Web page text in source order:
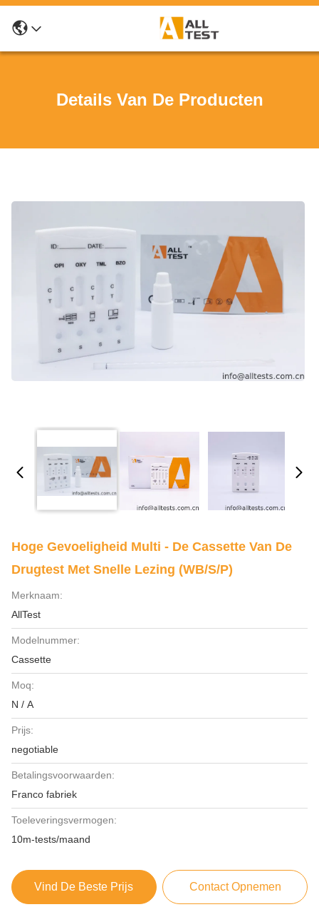
Details Van De Producten
Hoge Gevoeligheid Multi - De Cassette Van De
Drugtest Met Snelle Lezing (WB/S/P)
Merknaam:
AllTest
Modelnummer:
Cassette
Moq:
N / A
Prijs:
negotiable
Betalingsvoorwaarden:
Franco fabriek
Toeleveringsvermogen:
10m-tests/maand
Vind De Beste Prijs Contact Opnemen